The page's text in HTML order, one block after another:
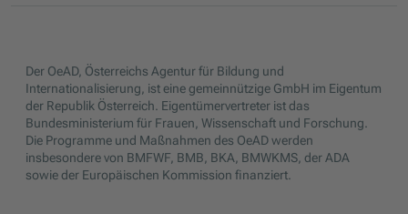
Der OeAD, Österreichs Agentur für Bildung und
Internationalisierung, ist eine gemeinnützige GmbH im Eigentum
der Republik Österreich. Eigentümervertreter ist das
Bundesministerium für Frauen, Wissenschaft und Forschung.
Die Programme und Maßnahmen des OeAD werden
insbesondere von BMFWF, BMB, BKA, BMWKMS, der ADA
sowie der Europäischen Kommission finanziert.